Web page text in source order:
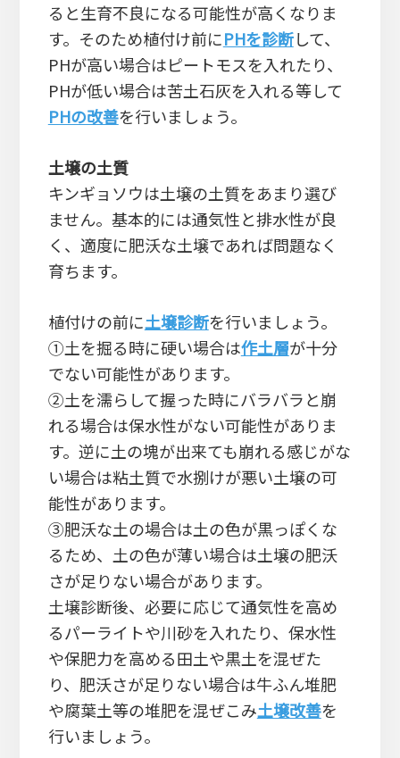
ると生育不良になる可能性が高くなりま
す。そのため植付け前にPHを診断して、
PHが高い場合はピートモスを入れたり、
PHが低い場合は苦土石灰を入れる等して
PHの改善を行いましょう。
土壌の土質
キンギョソウは土壌の土質をあまり選び
ません。基本的には通気性と排水性が良
く、適度に肥沃な土壌であれば問題なく
育ちます。
植付けの前に土壌診断を行いましょう。
①土を掘る時に硬い場合は作土層が十分
でない可能性があります。
②土を濡らして握った時にバラバラと崩
れる場合は保水性がない可能性がありま
す。逆に土の塊が出来ても崩れる感じがな
い場合は粘土質で水捌けが悪い土壌の可
能性があります。
③肥沃な土の場合は土の色が黒っぽくな
るため、土の色が薄い場合は土壌の肥沃
さが足りない場合があります。
土壌診断後、必要に応じて通気性を高め
るパーライトや川砂を入れたり、保水性
や保肥力を高める田土や黒土を混ぜた
り、肥沃さが足りない場合は牛ふん堆肥
や腐葉土等の堆肥を混ぜこみ土壌改善を
行いましょう。